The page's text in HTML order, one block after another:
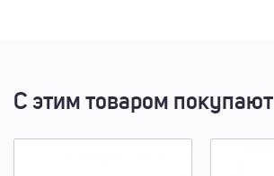
С этим товаром покупают